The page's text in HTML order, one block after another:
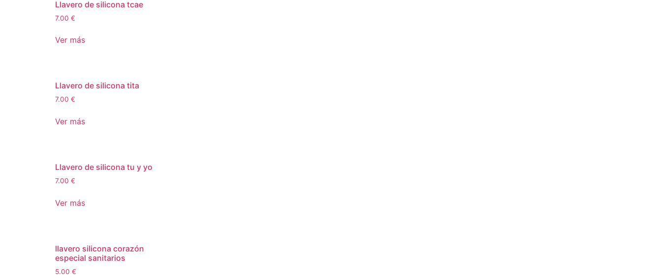
Llavero de silicona tcae
7.00 €
Ver más
Llavero de silicona tita
7.00 €
Ver más
Llavero de silicona tu y yo
7.00 €
Ver más
llavero silicona corazón
especial sanitarios
5.00 €